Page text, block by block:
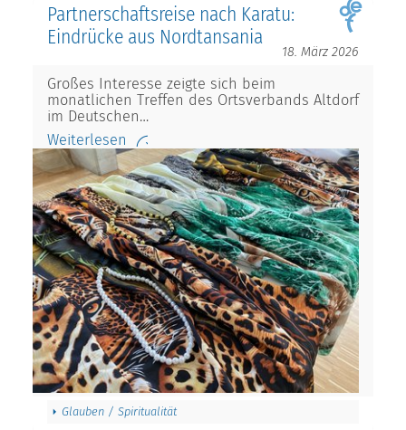
Partnerschaftsreise nach Karatu:
Eindrücke aus Nordtansania
18. März 2026
Großes Interesse zeigte sich beim
monatlichen Treffen des Ortsverbands Altdorf
im Deutschen…
Weiterlesen
Glauben / Spiritualität